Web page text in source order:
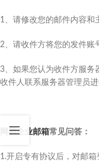
1、请修改您的邮件内容和
2、请收件方将您的发件账
3、如果您认为收件方服务
收件人联系服务器管理员进
网易企业邮箱常见问答：
1.开启专有协议后，对邮箱